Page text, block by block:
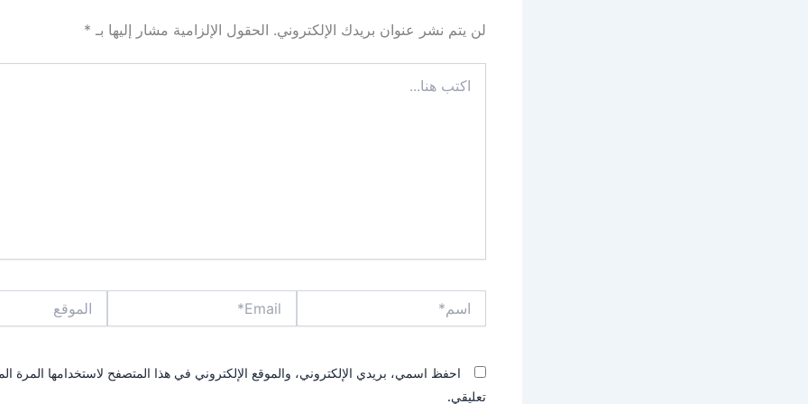
لن يتم نشر عنوان بريدك الإلكتروني. الحقول الإلزامية مشار إليها بـ *
هنا...
احفظ اسمي، بريدي الإلكتروني، والموقع الإلكتروني في هذا المتصفح لاستخدامها المرة
تعليقي.